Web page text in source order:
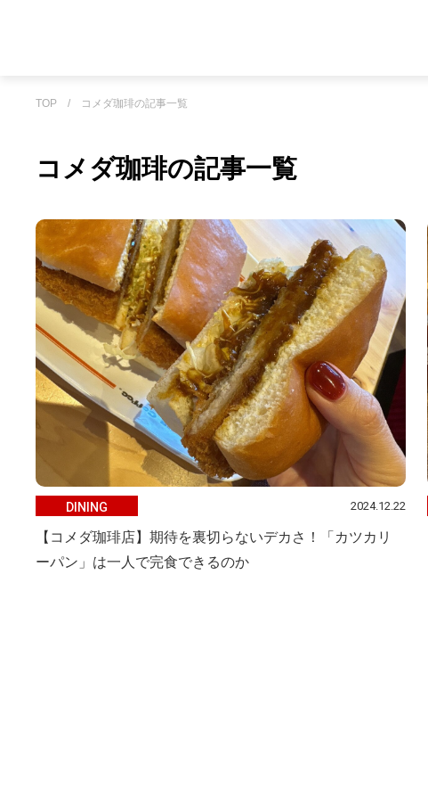
TOP / コメダ珈琲の記事一覧
コメダ珈琲の記事一覧
DINING 2024.12.22
【コメダ珈琲店】期待を裏切らないデカさ！「カツカリ
ーパン」は一人で完食できるのか